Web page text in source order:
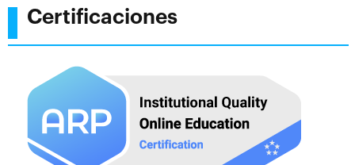
Certificaciones